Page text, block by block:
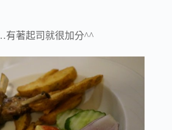
有著起司就很加分^^